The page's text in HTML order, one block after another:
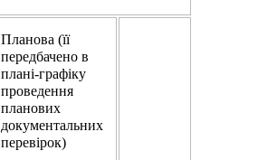
Планова (її
передбачено в
плані-графіку
проведення
планових
документальних
перевірок)